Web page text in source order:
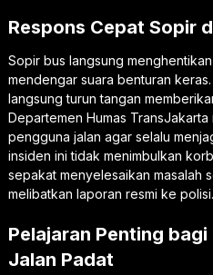
Respons Cepat Sopir
Sopir bus langsung
mendengar suara benturan
langsung turun tangan
Departemen Humas
pengguna jalan agar selalu
insiden ini tidak menimbulkan
sepakat menyelesaikan masalah
melibatkan laporan resmi ke polisi.
Pelajaran Penting
Jalan Padat